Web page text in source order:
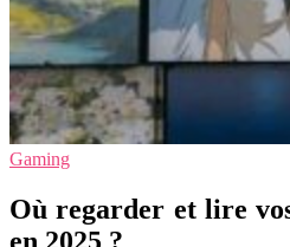
Gaming
Où regarder et lire